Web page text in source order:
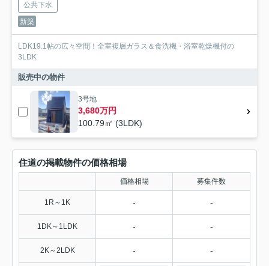
公共下水
新築
LDK19.1帖の広々空間！全室複層ガラス＆食洗機・浴室乾燥機付の
3LDK
販売中の物件
3号地
3,680万円
100.79㎡ (3LDK)
住道の掲載物件の価格相場
価格相場 募集件数
1R～1K - -
1DK～1LDK - -
2K～2LDK - -